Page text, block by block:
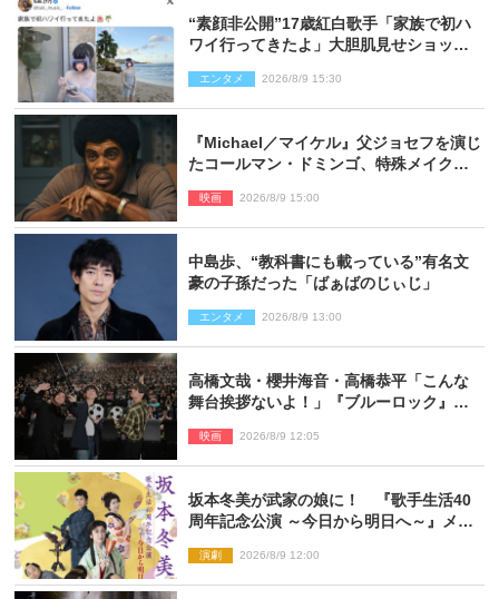
“素顔非公開”17歳紅白歌手「家族で初ハ
ワイ行ってきたよ」大胆肌見せショット
エンタメ 2026/8/9 15:30
『Michael／マイケル』父ジョセフを演じ
たコールマン・ドミンゴ、特殊メイクに2
映画 2026/8/9 15:00
中島歩、“教科書にも載っている”有名文
豪の子孫だった「ばぁばのじぃじ」
エンタメ 2026/8/9 13:00
高橋文哉・櫻井海音・高橋恭平「こんな
舞台挨拶ないよ！」『ブルーロック』自
映画 2026/8/9 12:05
坂本冬美が武家の娘に！ 『歌手生活40
周年記念公演 ～今日から明日へ～』メイ
演劇 2026/8/9 12:00